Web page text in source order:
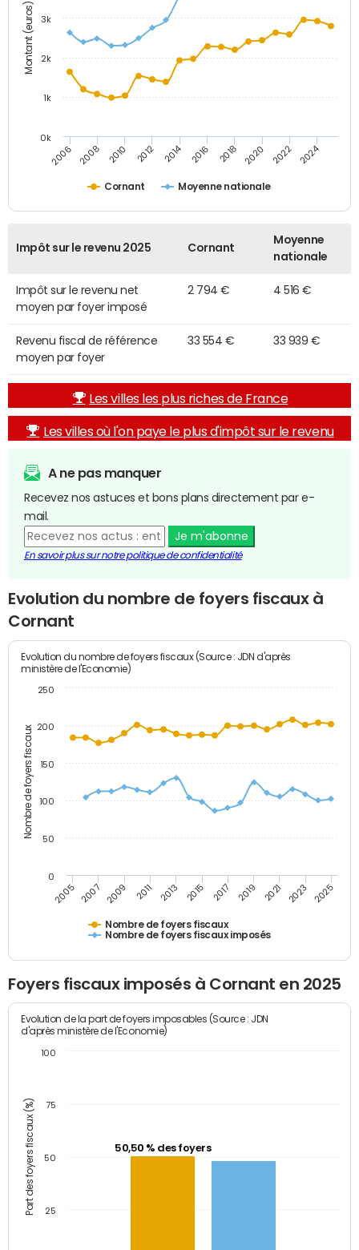
Montant (euros)
Cornant Moyenne nationale
2006 2008 2010 2012 2014 2016 2018 2020 2022 2024
0k
1k
2k
3k
Impôt sur le revenu 2025 Cornant
Moyenne
nationale
Impôt sur le revenu net
moyen par foyer imposé
2 794 € 4 516 €
Revenu fiscal de référence
moyen par foyer
33 554 € 33 939 €
Les villes les plus riches de France
Les villes où l'on paye le plus d'impôt sur le revenu
A ne pas manquer
Recevez nos astuces et bons plans directement par e-
mail.
Je m'abonne
En savoir plus sur notre politique de confidentialité
Evolution du nombre de foyers fiscaux à
Cornant
Nombre de foyers fiscaux
Evolution du nombre de foyers fiscaux (Source : JDN d'après
ministère de l'Economie)
Nombre de foyers fiscaux
Nombre de foyers fiscaux imposés
2005 2007 2009 2011 2013 2015 2017 2019 2021 2023 2025
0
50
100
150
200
250
Foyers fiscaux imposés à Cornant en 2025
Part des foyers fiscaux (%)
Evolution de la part de foyers imposables (Source : JDN
d'après ministère de l'Economie)
50,50 % des foyers
25
50
75
100